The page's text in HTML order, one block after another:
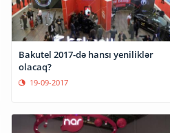
Bakutel 2017-də hansı yeniliklər
olacaq?
19-09-2017